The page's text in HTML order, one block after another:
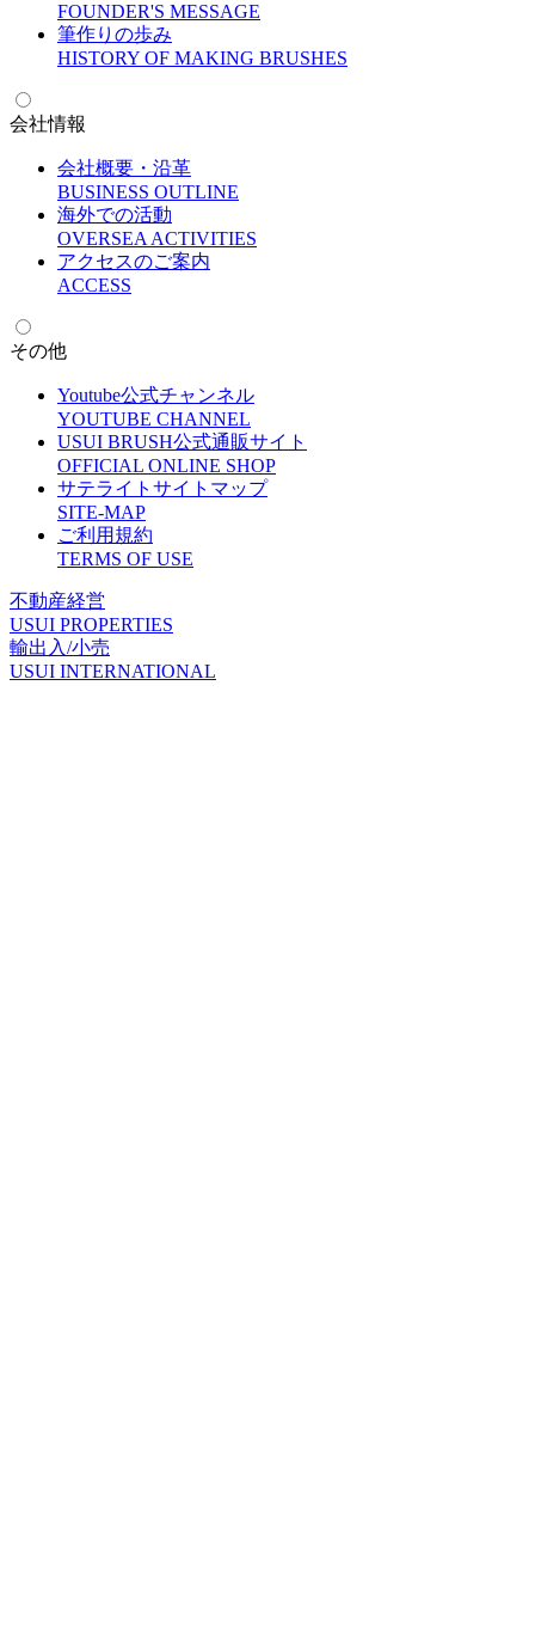
FOUNDER'S MESSAGE
筆作りの歩み
HISTORY OF MAKING BRUSHES
会社情報
会社概要・沿革
BUSINESS OUTLINE
海外での活動
OVERSEA ACTIVITIES
アクセスのご案内
ACCESS
その他
Youtube公式チャンネル
YOUTUBE CHANNEL
USUI BRUSH公式通販サイト
OFFICIAL ONLINE SHOP
サテライトサイトマップ
SITE-MAP
ご利用規約
TERMS OF USE
不動産経営
USUI PROPERTIES
輸出入/小売
USUI INTERNATIONAL